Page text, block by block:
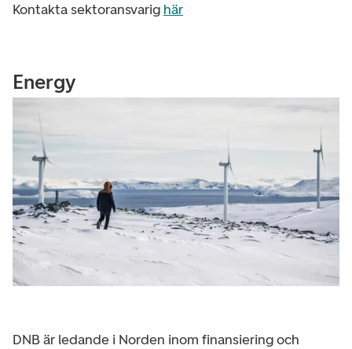
Kontakta sektoransvarig här
Energy
DNB är ledande i Norden inom finansiering och